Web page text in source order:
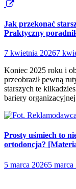
Jak przekonać
Praktyczny
7 kwietnia 20267
Koniec 2025 roku i
przeobraził pewną
starszych te
bariery
Prosty uśmiech to
ortodoncja?
5 marca 20265 marca